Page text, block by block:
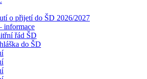
o přijetí do ŠD 2026/2027
informace
řád ŠD
do ŠD